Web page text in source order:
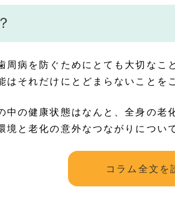
周病を防ぐためにとても大切なこ
はそれだけにとどまらないことを
中の健康状態はなんと、全身の老
境と老化の意外なつながりについ
コラム全文を